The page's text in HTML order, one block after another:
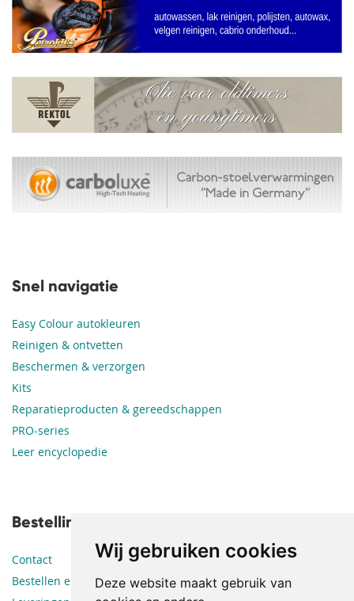
Wij gebruiken cookies
Deze website maakt gebruik van
Snel navigatie
Easy Colour autokleuren
Reinigen & ontvetten
Beschermen & verzorgen
Kits
Reparatieproducten & gereedschappen
PRO-series
Leer encyclopedie
Bestellingen en leveringen
Contact
Bestellen en betalen